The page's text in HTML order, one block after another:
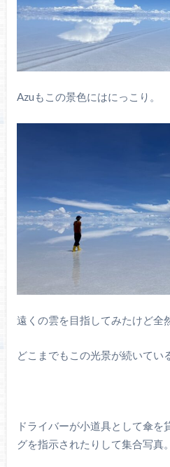
Azuもこの景色にはにっこり。
遠くの雲を目指してみたけど全
どこまでもこの光景が続いてい
ドライバーが小道具として傘を
グを指示されたりして集合写真。